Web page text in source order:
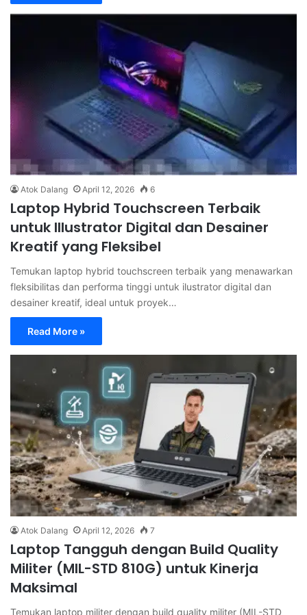
Atok Dalang April 12, 2026 6
Laptop Hybrid Touchscreen Terbaik
untuk Illustrator Digital dan Desainer
Kreatif yang Fleksibel
Temukan laptop hybrid touchscreen terbaik yang menawarkan
fleksibilitas dan performa tinggi untuk ilustrator digital dan
desainer kreatif, ideal untuk proyek…
Read More »
Atok Dalang April 12, 2026 7
Laptop Tangguh dengan Build Quality
Militer (MIL-STD 810G) untuk Kinerja
Maksimal
Temukan laptop militer dengan build quality militer (MIL-STD